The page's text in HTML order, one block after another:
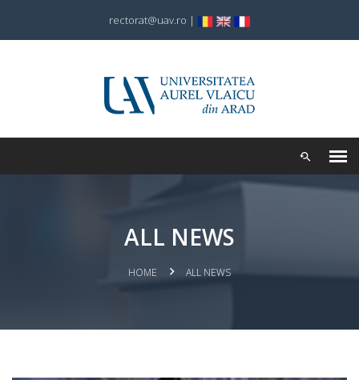
rectorat@uav.ro |
ALL NEWS
HOME ALL NEWS